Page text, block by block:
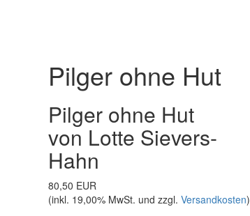
Pilger ohne Hut
Pilger ohne Hut
von Lotte Sievers-
Hahn
80,50 EUR
(inkl. 19,00% MwSt. und zzgl. Versandkosten)